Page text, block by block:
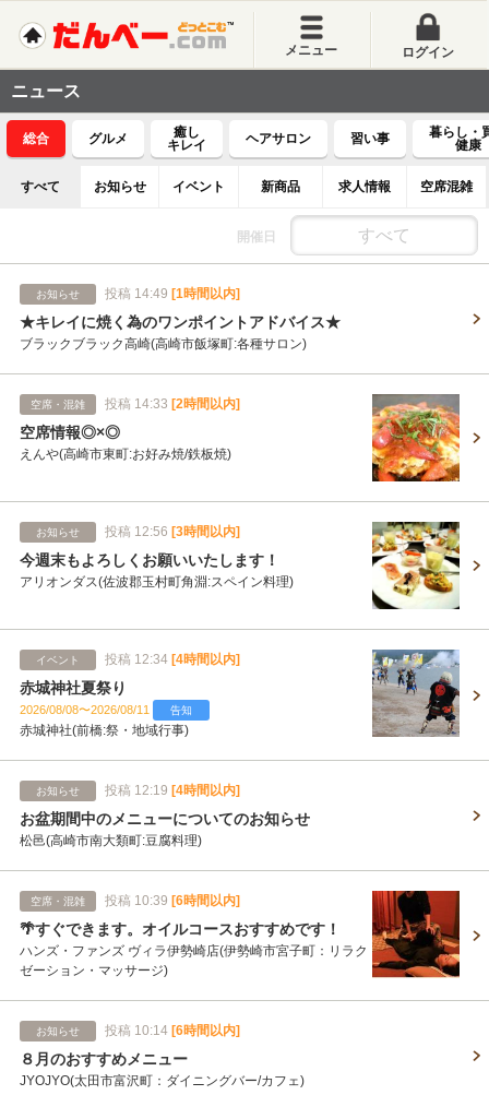
メニュー ログイン
ニュース
総合 グルメ
癒し
キレイ
ヘアサロン 習い事
暮らし・
健康
すべて お知らせ イベント 新商品 求人情報 空席混雑
開催日
お知らせ 投稿 14:49 [1時間以内]
★キレイに焼く為のワンポイントアドバイス★
ブラックブラック高崎(高崎市飯塚町:各種サロン)
空席・混雑 投稿 14:33 [2時間以内]
空席情報◎×◎
えんや(高崎市東町:お好み焼/鉄板焼)
お知らせ 投稿 12:56 [3時間以内]
今週末もよろしくお願いいたします！
アリオンダス(佐波郡玉村町角淵:スペイン料理)
イベント 投稿 12:34 [4時間以内]
赤城神社夏祭り
2026/08/08〜2026/08/11 告知
赤城神社(前橋:祭・地域行事)
お知らせ 投稿 12:19 [4時間以内]
お盆期間中のメニューについてのお知らせ
松邑(高崎市南大類町:豆腐料理)
空席・混雑 投稿 10:39 [6時間以内]
🌴すぐできます。オイルコースおすすめです！
ハンズ・ファンズ ヴィラ伊勢崎店(伊勢崎市宮子町：リラク
ゼーション・マッサージ)
お知らせ 投稿 10:14 [6時間以内]
８月のおすすめメニュー
JYOJYO(太田市富沢町：ダイニングバー/カフェ)